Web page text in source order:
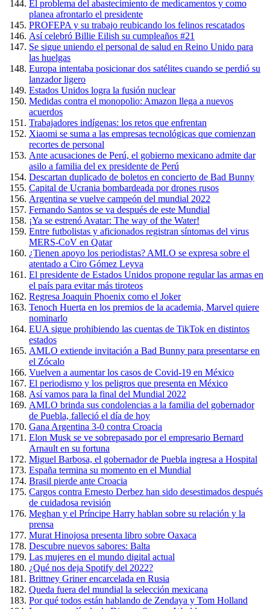
El problema del abastecimiento de medicamentos y como
planea afrontarlo el presidente
PROFEPA y su trabajo reubicando los felinos rescatados
Así celebró Billie Eilish su cumpleaños #21
Se sigue uniendo el personal de salud en Reino Unido para
las huelgas
Europa intentaba posicionar dos satélites cuando se perdió su
lanzador ligero
Estados Unidos logra la fusión nuclear
Medidas contra el monopolio: Amazon llega a nuevos
acuerdos
Trabajadores indígenas: los retos que enfrentan
Xiaomi se suma a las empresas tecnológicas que comienzan
recortes de personal
Ante acusaciones de Perú, el gobierno mexicano admite dar
asilo a familia del ex presidente de Perú
Descartan duplicado de boletos en concierto de Bad Bunny
Capital de Ucrania bombardeada por drones rusos
Argentina se vuelve campeón del mundial 2022
Fernando Santos se va después de este Mundial
¡Ya se estrenó Avatar: The way of the Water!
Entre futbolistas y aficionados registran síntomas del virus
MERS-CoV en Qatar
¿Tienen apoyo los periodistas? AMLO se expresa sobre el
atentado a Ciro Gómez Leyva
El presidente de Estados Unidos propone regular las armas en
el país para evitar más tiroteos
Regresa Joaquin Phoenix como el Joker
Tenoch Huerta en los premios de la academia, Marvel quiere
nominarlo
EUA sigue prohibiendo las cuentas de TikTok en distintos
estados
AMLO extiende invitación a Bad Bunny para presentarse en
el Zócalo
Vuelven a aumentar los casos de Covid-19 en México
El periodismo y los peligros que presenta en México
Así vamos para la final del Mundial 2022
AMLO brinda sus condolencias a la familia del gobernador
de Puebla, falleció el día de hoy
Gana Argentina 3-0 contra Croacia
Elon Musk se ve sobrepasado por el empresario Bernard
Arnault en su fortuna
Miguel Barbosa, el gobernador de Puebla ingresa a Hospital
España termina su momento en el Mundial
Brasil pierde ante Croacia
Cargos contra Ernesto Derbez han sido desestimados después
de cuidadosa revisión
Meghan y el Príncipe Harry hablan sobre su relación y la
prensa
Murat Hinojosa presenta libro sobre Oaxaca
Descubre nuevos sabores: Balta
Las mujeres en el mundo digital actual
¿Qué nos deja Spotify del 2022?
Brittney Griner encarcelada en Rusia
Queda fuera del mundial la selección mexicana
Por qué todos están hablando de Zendaya y Tom Holland